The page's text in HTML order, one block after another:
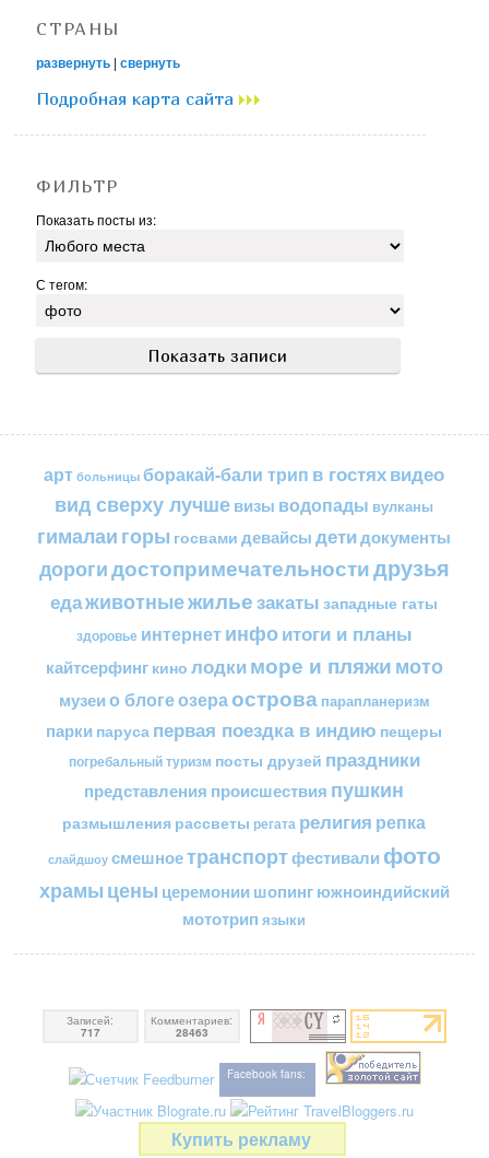
СТРАНЫ
развернуть |свернуть
Подробная карта сайта
ФИЛЬТР
Показать посты из:
С тегом:
арт больницы боракай-бали трип в гостяхвидео
вид сверху лучшевизы водопады вулканы
гималаи горы госвами девайсы детидокументы
дорогидостопримечательностидрузья
едаживотныежильезакаты западные гаты
здоровье интернетинфоитоги и планы
кайтсерфинг кино лодкиморе и пляжимото
музеи о блогеозераострова парапланеризм
парки паруса первая поездка в индию пещеры
погребальный туризм посты друзей праздники
представления происшествия пушкин
размышления рассветы регата религия репка
слайдшоу смешноетранспортфестивали фото
храмы цены церемонии шопингюжноиндийский
мототрип языки
Записей:
717
Комментариев:
28463
Facebook fans:
Купить рекламу